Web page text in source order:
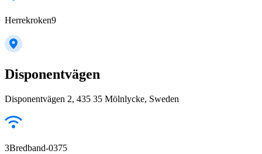
Herrekroken9
Disponentvägen
Disponentvägen 2, 435 35 Mölnlycke, Sweden
3Bredband-0375